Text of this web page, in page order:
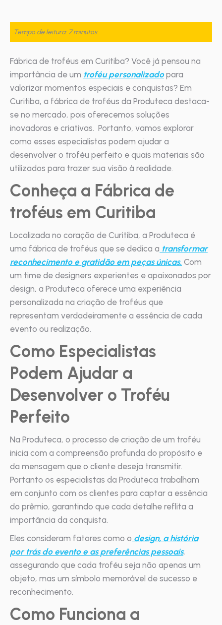
Tempo de leitura: 7 minutos
Fábrica de troféus em Curitiba? Você já pensou na
importância de um troféu personalizadopara
valorizar momentos especiais e conquistas? Em
Curitiba, a fábrica de troféus da Produteca destaca-
se no mercado, pois oferecemos soluções
inovadoras e criativas. Portanto, vamos explorar
como esses especialistas podem ajudar a
desenvolver o troféu perfeito e quais materiais são
utilizados para trazer sua visão à realidade.
Conheça a Fábrica de
troféus em Curitiba
Localizada no coração de Curitiba, a Produteca é
uma fábrica de troféus que se dedica a transformar
reconhecimento e gratidão em peças únicas. Com
um time de designers experientes e apaixonados por
design, a Produteca oferece uma experiência
personalizada na criação de troféus que
representam verdadeiramente a essência de cada
evento ou realização.
Como Especialistas
Podem Ajudar a
Desenvolver o Troféu
Perfeito
Na Produteca, o processo de criação de um troféu
inicia com a compreensão profunda do propósito e
da mensagem que o cliente deseja transmitir.
Portanto os especialistas da Produteca trabalham
em conjunto com os clientes para captar a essência
do prêmio, garantindo que cada detalhe reflita a
importância da conquista.
Eles consideram fatores como o design, a história
por trás do evento e as preferências pessoais,
assegurando que cada troféu seja não apenas um
objeto, mas um símbolo memorável de sucesso e
reconhecimento.
Como Funciona a